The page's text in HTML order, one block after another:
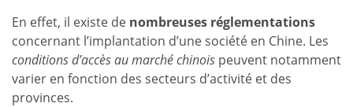
En effet, il existe de nombreuses réglementations
concernant l’implantation d’une société en Chine. Les
conditions d’accès au marché chinois peuvent notamment
varier en fonction des secteurs d’activité et des
provinces.